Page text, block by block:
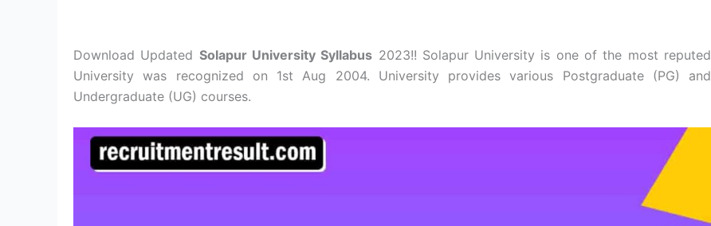
Download Updated Solapur University Syllabus 2023!! Solapur University is one of the most reputed
University was recognized on 1st Aug 2004. University provides various Postgraduate (PG) and
Undergraduate (UG) courses.